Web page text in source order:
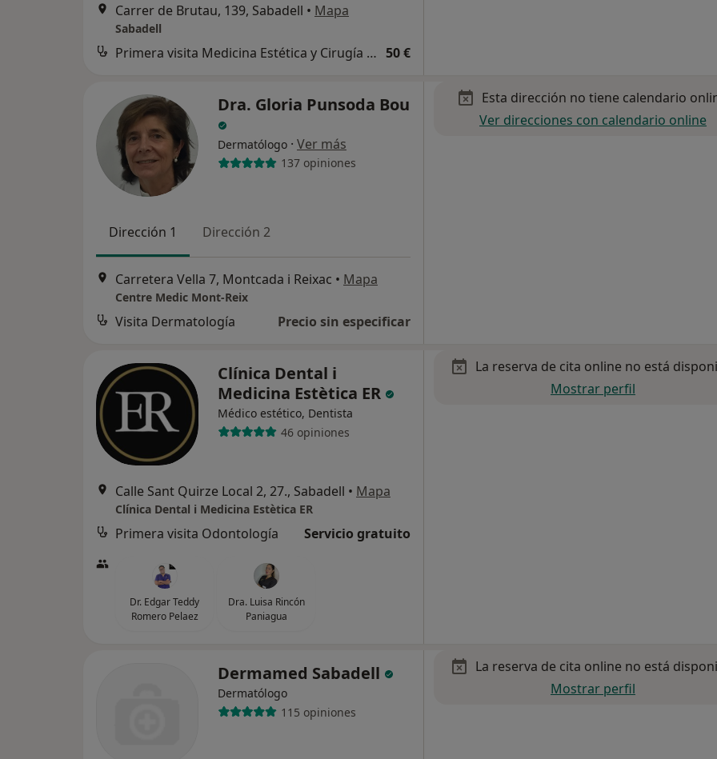
Carrer de Brutau, 139, Sabadell • Mapa
Sabadell
Primera visita Medicina Estética y Cirugía Cosmética 50 €
Dra. Gloria Punsoda Bou
Dermatólogo · Ver más
137 opiniones
Dirección 1 Dirección 2
Carretera Vella 7, Montcada i Reixac • Mapa
Centre Medic Mont-Reix
Visita Dermatología Precio sin especificar
Esta dirección no tiene calendario
Ver direcciones con calendario online
Clínica Dental i
Medicina Estètica ER
Médico estético, Dentista
46 opiniones
Calle Sant Quirze Local 2, 27., Sabadell • Mapa
Clínica Dental i Medicina Estètica ER
Primera visita Odontología Servicio gratuito
Dr. Edgar Teddy
Romero Pelaez
Dra. Luisa Rincón
Paniagua
La reserva de cita online no está
Mostrar perfil
Dermamed Sabadell
Dermatólogo
115 opiniones
La reserva de cita online no está
Mostrar perfil